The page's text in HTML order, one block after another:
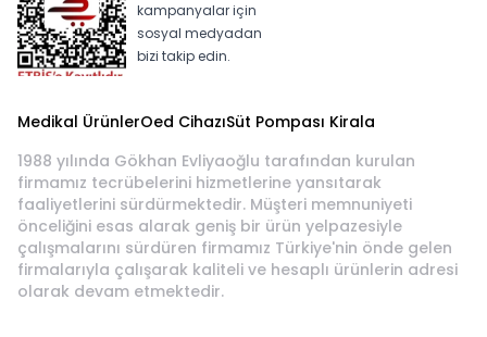
kampanyalar için
sosyal medyadan
bizi takip edin.
Medikal ÜrünlerOed CihazıSüt Pompası Kirala
1988 yılında Gökhan Evliyaoğlu tarafından kurulan
firmamız tecrübelerini hizmetlerine yansıtarak
faaliyetlerini sürdürmektedir. Müşteri memnuniyeti
önceliğini esas alarak geniş bir ürün yelpazesiyle
çalışmalarını sürdüren firmamız Türkiye'nin önde gelen
firmalarıyla çalışarak kaliteli ve hesaplı ürünlerin adresi
olarak devam etmektedir.